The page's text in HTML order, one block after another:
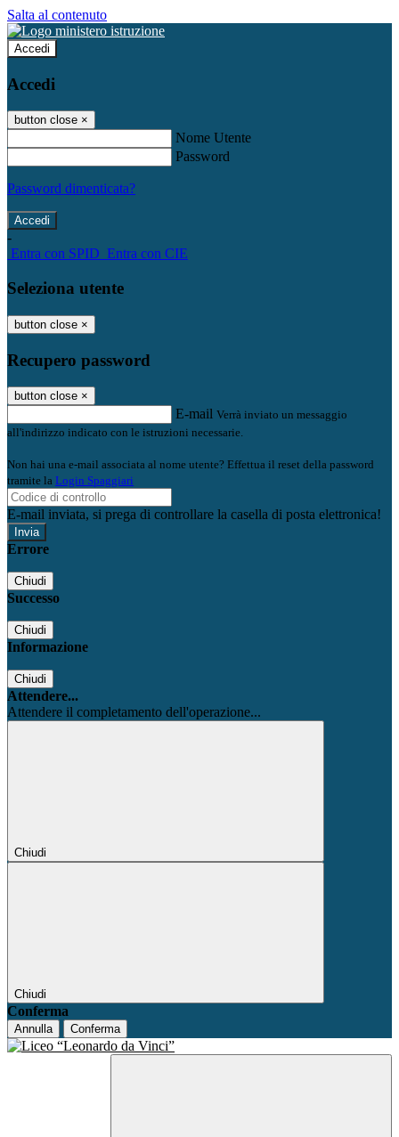
Salta al contenuto
Accedi
Accedi
button close ×
Nome Utente
Password
Password dimenticata?
-
Entra con SPID Entra con CIE
Seleziona utente
button close ×
Recupero password
button close ×
E-mail Verrà inviato un messaggio
all'indirizzo indicato con le istruzioni necessarie.
Non hai una e-mail associata al nome utente? Effettua il reset della password
tramite la Login Spaggiari
E-mail inviata, si prega di controllare la casella di posta elettronica!
Errore
Chiudi
Successo
Chiudi
Informazione
Chiudi
Attendere...
Attendere il completamento dell'operazione...
Chiudi
Chiudi
Conferma
Annulla Conferma